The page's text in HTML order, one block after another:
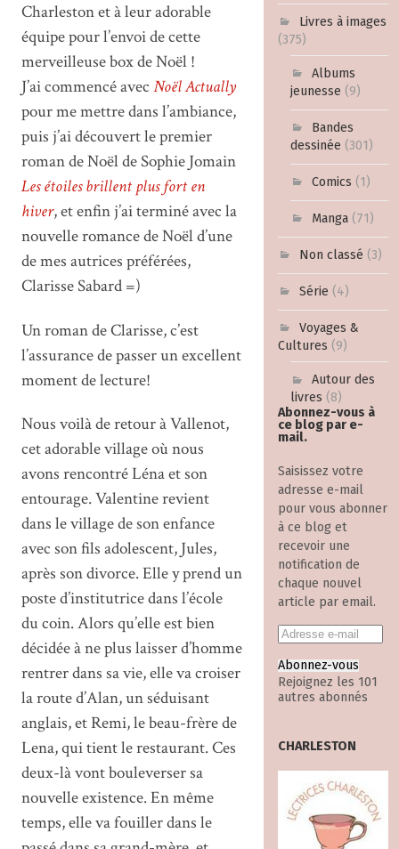
Livres à images
(375)
Albums
jeunesse (9)
Bandes
dessinée (301)
Comics (1)
Manga (71)
Non classé (3)
Série (4)
Voyages &
Cultures (9)
Autour des
livres (8)
Abonnez-vous à
ce blog par e-
mail.
Saisissez votre
adresse e-mail
pour vous abonner
à ce blog et
recevoir une
notification de
chaque nouvel
article par email.
Abonnez-vous
Rejoignez les 101
autres abonnés
CHARLESTON
Charleston et à leur adorable
équipe pour l’envoi de cette
merveilleuse box de Noël !
J’ai commencé avec Noël Actually
pour me mettre dans l’ambiance,
puis j’ai découvert le premier
roman de Noël de Sophie Jomain
Les étoiles brillent plus fort en
hiver, et enfin j’ai terminé avec la
nouvelle romance de Noël d’une
de mes autrices préférées,
Clarisse Sabard =)
Un roman de Clarisse, c’est
l’assurance de passer un excellent
moment de lecture!
Nous voilà de retour à Vallenot,
cet adorable village où nous
avons rencontré Léna et son
entourage. Valentine revient
dans le village de son enfance
avec son fils adolescent, Jules,
après son divorce. Elle y prend un
poste d’institutrice dans l’école
du coin. Alors qu’elle est bien
décidée à ne plus laisser d’homme
rentrer dans sa vie, elle va croiser
la route d’Alan, un séduisant
anglais, et Remi, le beau-frère de
Lena, qui tient le restaurant. Ces
deux-là vont bouleverser sa
nouvelle existence. En même
temps, elle va fouiller dans le